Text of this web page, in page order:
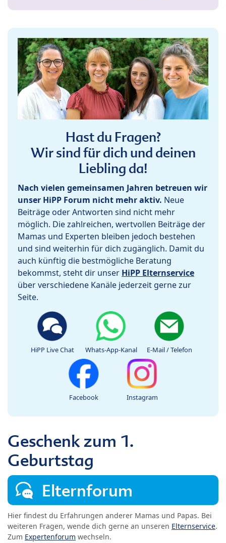
Hast du Fragen?
Wir sind für dich und deinen
Liebling da!
Nach vielen gemeinsamen Jahren betreuen wir
unser HiPP Forum nicht mehr aktiv. Neue
Beiträge oder Antworten sind nicht mehr
möglich. Die zahlreichen, wertvollen Beiträge der
Mamas und Experten bleiben jedoch bestehen
und sind weiterhin für dich zugänglich. Damit du
auch künftig die bestmögliche Beratung
bekommst, steht dir unser HiPP Elternservice
über verschiedene Kanäle jederzeit gerne zur
Seite.
HiPP Live Chat Whats-App-Kanal E-Mail / Telefon
Facebook Instagram
Geschenk zum 1.
Geburtstag
Elternforum
Hier findest du Erfahrungen anderer Mamas und Papas. Bei
weiteren Fragen, wende dich gerne an unseren Elternservice.
Zum Expertenforum wechseln.